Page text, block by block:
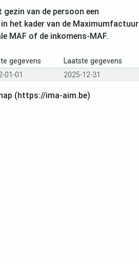
van de persoon een
het kader van de Maximumfactuur
MAF of de inkomens-MAF.
gegevens
Laatste gegevens
01-01 2025-12-31
(https://ima-aim.be)